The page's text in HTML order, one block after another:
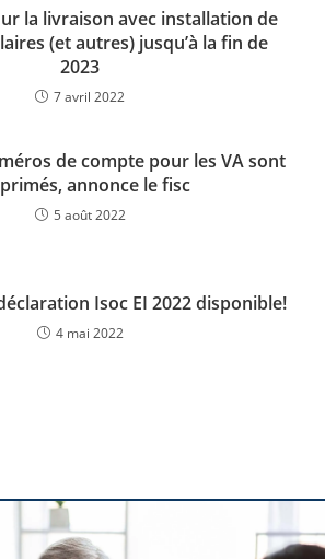
la livraison avec installation de
(et autres) jusqu’à la fin de
2023
7 avril 2022
de compte pour les VA sont
annonce le fisc
5 août 2022
Isoc EI 2022 disponible!
4 mai 2022